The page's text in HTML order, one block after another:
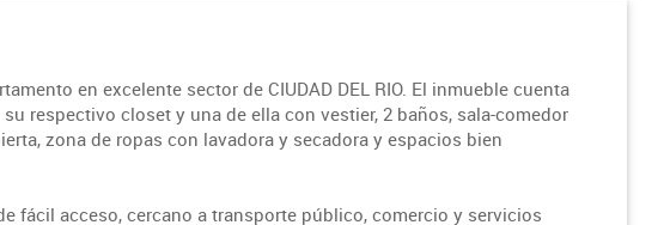
en excelente sector de CIUDAD DEL RIO. El inmueble cuenta
respectivo closet y una de ella con vestier, 2 baños, sala-comedor
zona de ropas con lavadora y secadora y espacios bien
fácil acceso, cercano a transporte público, comercio y servicios